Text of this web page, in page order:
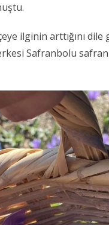
ilginin arttığını
Safranbolu